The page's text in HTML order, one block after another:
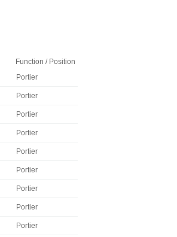
Function / Position
Portier
Portier
Portier
Portier
Portier
Portier
Portier
Portier
Portier